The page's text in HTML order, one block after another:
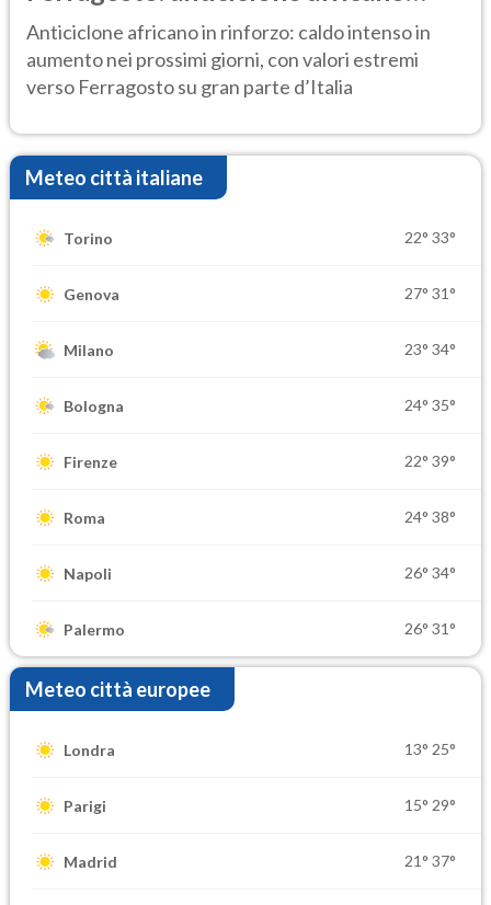
ancora protagonista
Anticiclone africano in rinforzo: caldo intenso in
aumento nei prossimi giorni, con valori estremi
verso Ferragosto su gran parte d’Italia
Meteo città italiane
Torino 22° 33°
Genova 27° 31°
Milano 23° 34°
Bologna 24° 35°
Firenze 22° 39°
Roma 24° 38°
Napoli 26° 34°
Palermo 26° 31°
Meteo città europee
Londra 13° 25°
Parigi 15° 29°
Madrid 21° 37°